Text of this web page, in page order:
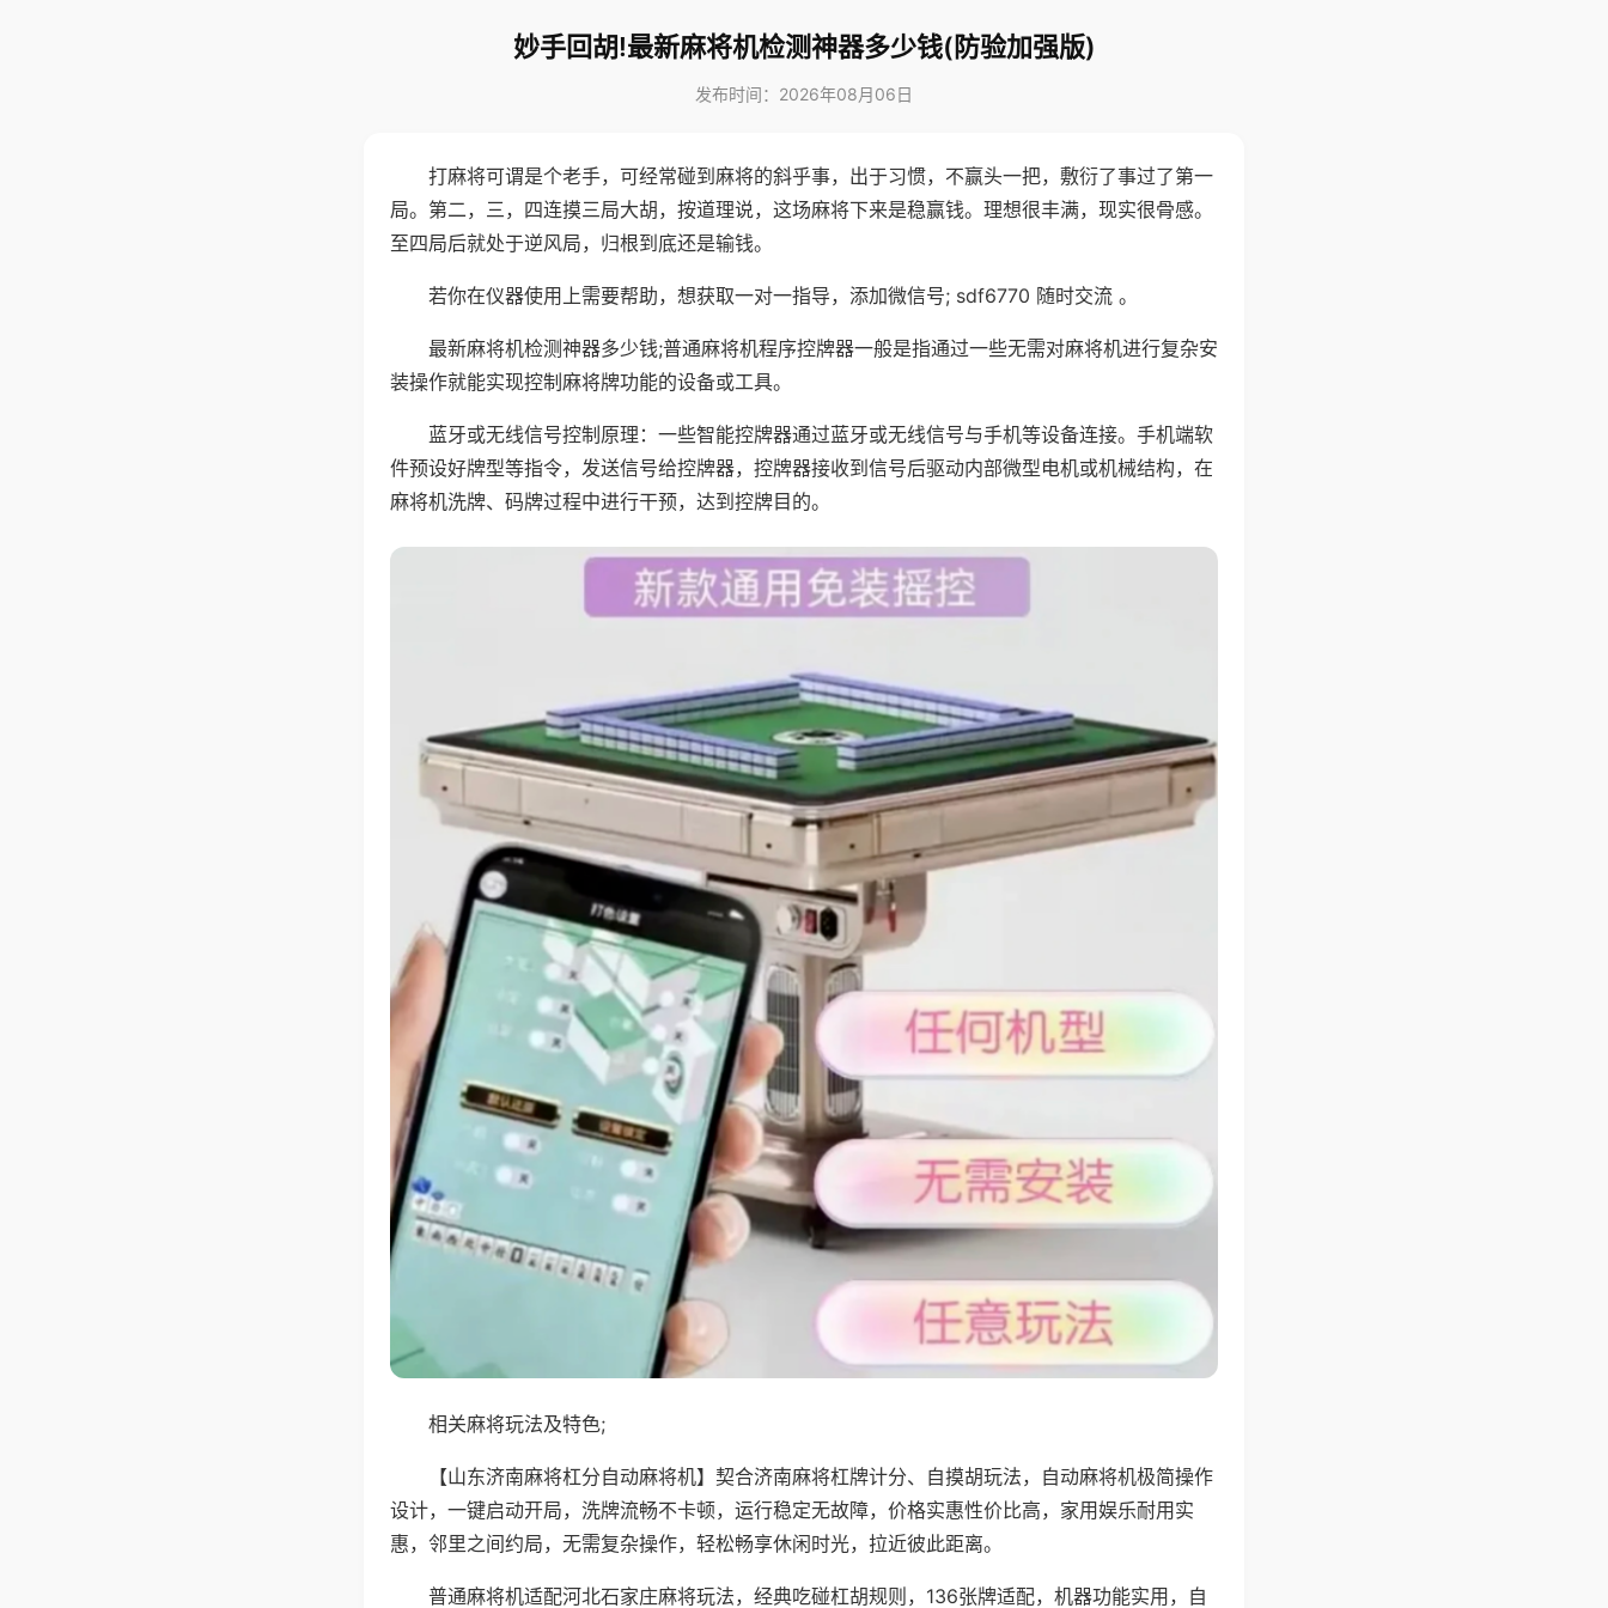
妙手回胡!最新麻将机检测神器多少钱(防验加强版)
发布时间：2026年08月06日
打麻将可谓是个老手，可经常碰到麻将的斜乎事，出于习惯，不赢头一把，敷衍了事过了第一
局。第二，三，四连摸三局大胡，按道理说，这场麻将下来是稳赢钱。理想很丰满，现实很骨感。
至四局后就处于逆风局，归根到底还是输钱。
若你在仪器使用上需要帮助，想获取一对一指导，添加微信号; sdf6770 随时交流 。
最新麻将机检测神器多少钱;普通麻将机程序控牌器一般是指通过一些无需对麻将机进行复杂安
装操作就能实现控制麻将牌功能的设备或工具。
蓝牙或无线信号控制原理：一些智能控牌器通过蓝牙或无线信号与手机等设备连接。手机端软
件预设好牌型等指令，发送信号给控牌器，控牌器接收到信号后驱动内部微型电机或机械结构，在
麻将机洗牌、码牌过程中进行干预，达到控牌目的。
相关麻将玩法及特色;
【山东济南麻将杠分自动麻将机】契合济南麻将杠牌计分、自摸胡玩法，自动麻将机极简操作
设计，一键启动开局，洗牌流畅不卡顿，运行稳定无故障，价格实惠性价比高，家用娱乐耐用实
惠，邻里之间约局，无需复杂操作，轻松畅享休闲时光，拉近彼此距离。
普通麻将机适配河北石家庄麻将玩法，经典吃碰杠胡规则，136张牌适配，机器功能实用，自